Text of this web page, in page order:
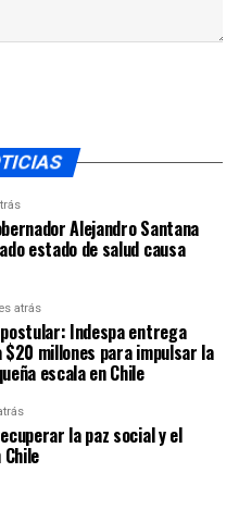
Alejandro Santana
estado de salud causa
atrás
Indespa entrega
millones para impulsar la
escala en Chile
la paz social y el